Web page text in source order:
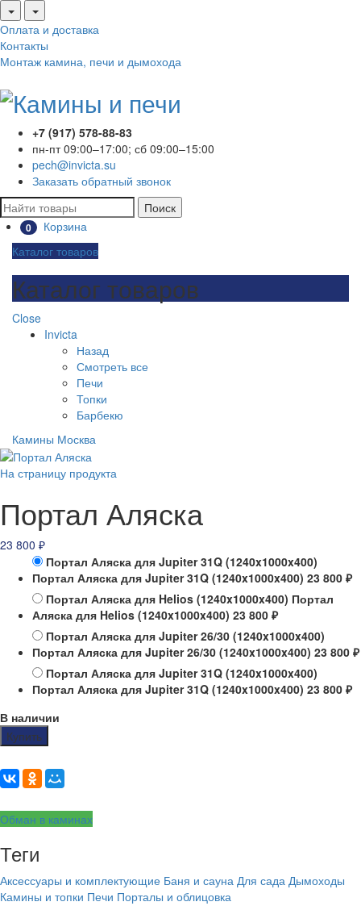
Оплата и доставка
Контакты
Монтаж камина, печи и дымохода
+7 (917) 578-88-83
пн-пт 09:00–17:00; сб 09:00–15:00
pech@invicta.su
Заказать обратный звонок
Поиск
0
Корзина
Каталог товаров
Каталог товаров
Close
Invicta
Назад
Смотреть все
Печи
Топки
Барбекю
Камины Москва
На страницу продукта
Портал Аляска
23 800 ₽
Портал Аляска для Jupiter 31Q (1240x1000x400)
Портал Аляска для Jupiter 31Q (1240x1000x400) 23 800 ₽
Портал Аляска для Helios (1240x1000x400) Портал
Аляска для Helios (1240x1000x400) 23 800 ₽
Портал Аляска для Jupiter 26/30 (1240x1000x400)
Портал Аляска для Jupiter 26/30 (1240x1000x400) 23 800 ₽
Портал Аляска для Jupiter 31Q (1240x1000x400)
Портал Аляска для Jupiter 31Q (1240x1000x400) 23 800 ₽
В наличии
Купить
Обман в каминах
Теги
Аксессуары и комплектующие Баня и сауна Для сада Дымоходы
Камины и топки Печи Порталы и облицовка